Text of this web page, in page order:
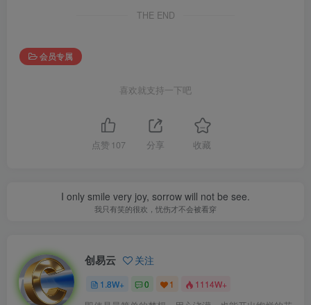
THE END
会员专属
喜欢就支持一下吧
点赞 107 分享 收藏
I only smile very joy, sorrow will not be see.
我只有笑的很欢，忧伤才不会被看穿
创易云 关注
1.8W+ 0 1 1114W+